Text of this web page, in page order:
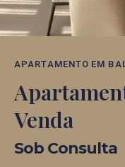
APARTAMENTO EM
Venda
Sob Consulta